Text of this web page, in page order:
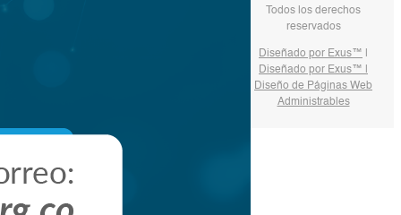
Todos los derechos
reservados
Diseñado por Exus™ |
Diseñado por Exus™ |
Diseño de Páginas Web
Administrables